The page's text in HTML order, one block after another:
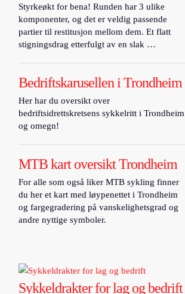
Styrkeøkt for bena! Runden har 3 ulike
komponenter, og det er veldig passende
partier til restitusjon mellom dem. Et flatt
stigningsdrag etterfulgt av en slak …
Bedriftskarusellen i Trondheim
Her har du oversikt over
bedriftsidrettskretsens sykkelritt i Trondheim
og omegn!
MTB kart oversikt Trondheim
For alle som også liker MTB sykling finner
du her et kart med løypenettet i Trondheim
og fargegradering på vanskelighetsgrad og
andre nyttige symboler.
Sykkeldrakter for lag og bedrift